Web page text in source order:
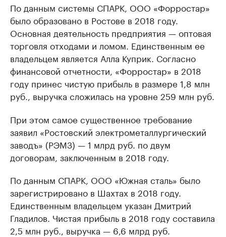
По данным системы СПАРК, ООО «Форростар»
было образовано в Ростове в 2018 году.
Основная деятельность предприятия — оптовая
торговля отходами и ломом. Единственным ее
владельцем является Алла Куприк. Согласно
финансовой отчетности, «Форростар» в 2018
году принес чистую прибыль в размере 1,8 млн
руб., выручка сложилась на уровне 259 млн руб.
При этом самое существенное требование
заявил «Ростовский электрометаллургический
заводъ» (РЭМЗ) — 1 млрд руб. по двум
договорам, заключенным в 2018 году.
По данным СПАРК, ООО «Южная сталь» было
зарегистрировано в Шахтах в 2018 году.
Единственным владельцем указан Дмитрий
Гладилов. Чистая прибыль в 2018 году составила
2,5 млн руб., выручка — 6,6 млрд руб.